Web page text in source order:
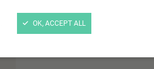
OK, ACCEPT ALL
4,95 €